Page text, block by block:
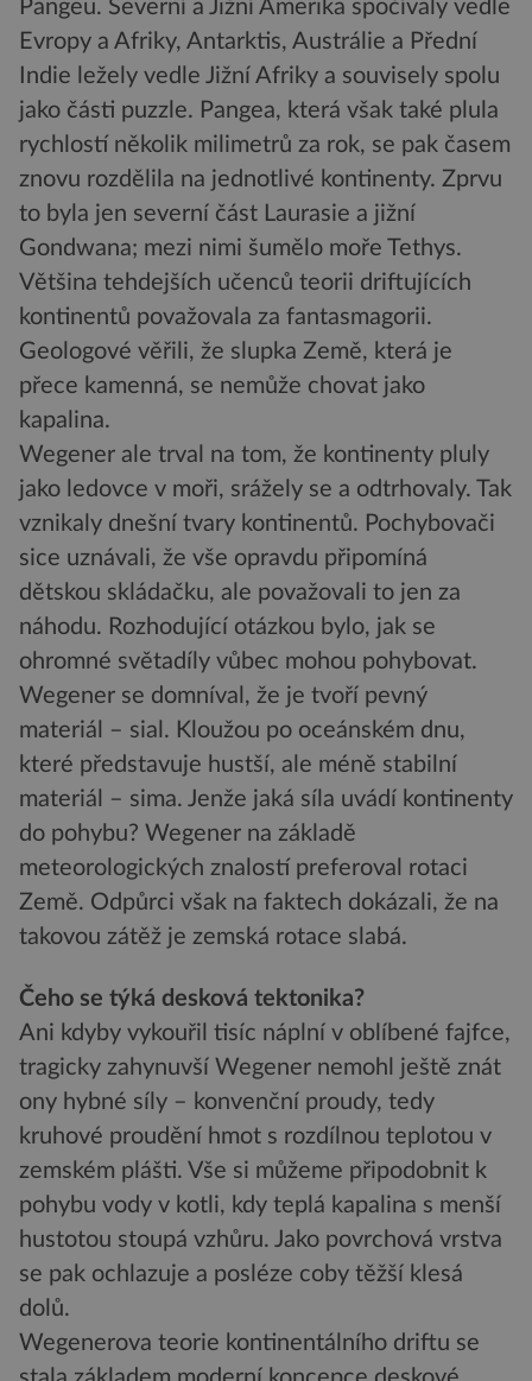
Pangeu. Severní a Jižní Amerika spočívaly vedle
Evropy a Afriky, Antarktis, Austrálie a Přední
Indie ležely vedle Jižní Afriky a souvisely spolu
jako části puzzle. Pangea, která však také plula
rychlostí několik milimetrů za rok, se pak časem
znovu rozdělila na jednotlivé kontinenty. Zprvu
to byla jen severní část Laurasie a jižní
Gondwana; mezi nimi šumělo moře Tethys.
Většina tehdejších učenců teorii driftujících
kontinentů považovala za fantasmagorii.
Geologové věřili, že slupka Země, která je
přece kamenná, se nemůže chovat jako
kapalina.
Wegener ale trval na tom, že kontinenty pluly
jako ledovce v moři, srážely se a odtrhovaly. Tak
vznikaly dnešní tvary kontinentů. Pochybovači
sice uznávali, že vše opravdu připomíná
dětskou skládačku, ale považovali to jen za
náhodu. Rozhodující otázkou bylo, jak se
ohromné světadíly vůbec mohou pohybovat.
Wegener se domníval, že je tvoří pevný
materiál – sial. Kloužou po oceánském dnu,
které představuje hustší, ale méně stabilní
materiál – sima. Jenže jaká síla uvádí kontinenty
do pohybu? Wegener na základě
meteorologických znalostí preferoval rotaci
Země. Odpůrci však na faktech dokázali, že na
takovou zátěž je zemská rotace slabá.
Čeho se týká desková tektonika?
Ani kdyby vykouřil tisíc náplní v oblíbené fajfce,
tragicky zahynuvší Wegener nemohl ještě znát
ony hybné síly – konvenční proudy, tedy
kruhové proudění hmot s rozdílnou teplotou v
zemském plášti. Vše si můžeme připodobnit k
pohybu vody v kotli, kdy teplá kapalina s menší
hustotou stoupá vzhůru. Jako povrchová vrstva
se pak ochlazuje a posléze coby těžší klesá
dolů.
Wegenerova teorie kontinentálního driftu se